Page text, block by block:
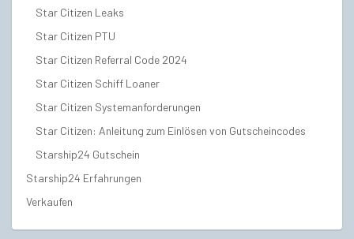
Star Citizen Leaks
Star Citizen PTU
Star Citizen Referral Code 2024
Star Citizen Schiff Loaner
Star Citizen Systemanforderungen
Star Citizen: Anleitung zum Einlösen von Gutscheincodes
Starship24 Gutschein
Starship24 Erfahrungen
Verkaufen